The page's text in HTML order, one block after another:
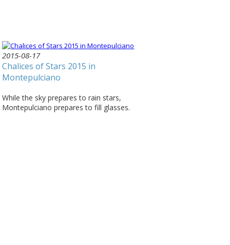
2015-08-17
Chalices of Stars 2015 in
Montepulciano
While the sky prepares to rain stars,
Montepulciano prepares to fill glasses.